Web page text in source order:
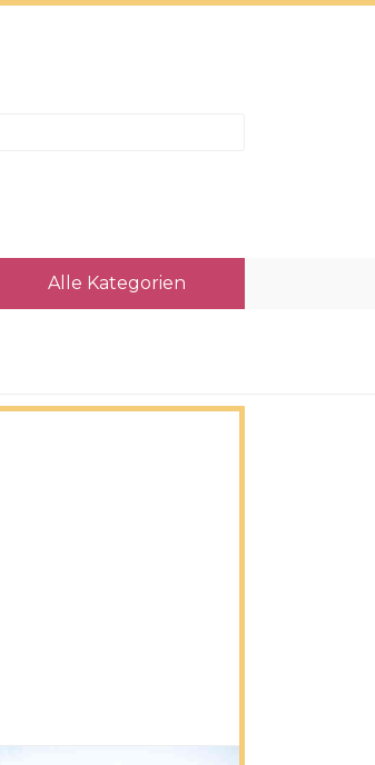
Alle Kategorien